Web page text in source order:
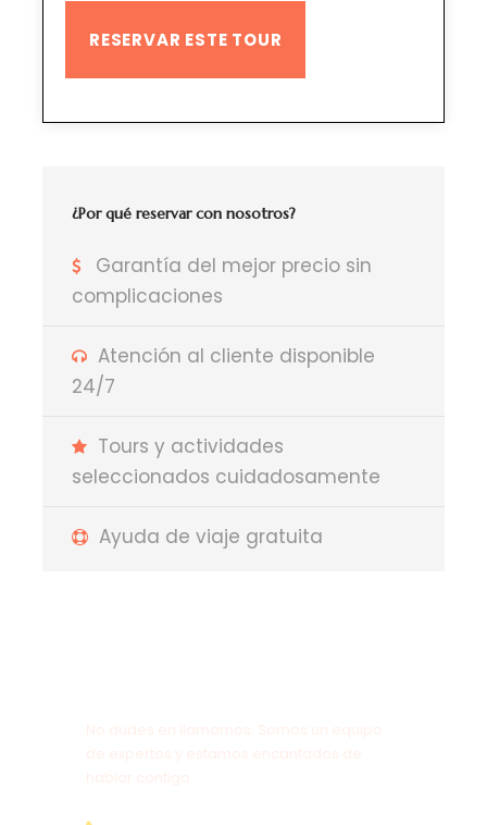
¿Por qué reservar con nosotros?
Garantía del mejor precio sin
complicaciones
Atención al cliente disponible
24/7
Tours y actividades
seleccionados cuidadosamente
Ayuda de viaje gratuita